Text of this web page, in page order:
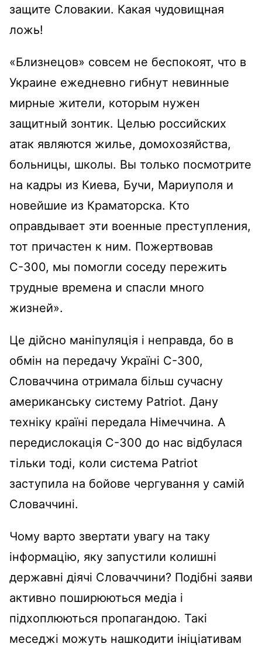
защите Словакии. Какая чудовищная
ложь!
«Близнецов» совсем не беспокоят, что в
Украине ежедневно гибнут невинные
мирные жители, которым нужен
защитный зонтик. Целью российских
атак являются жилье, домохозяйства,
больницы, школы. Вы только посмотрите
на кадры из Киева, Бучи, Мариуполя и
новейшие из Краматорска. Кто
оправдывает эти военные преступления,
тот причастен к ним. Пожертвовав
С-300, мы помогли соседу пережить
трудные времена и спасли много
жизней».
Це дійсно маніпуляція і неправда, бо в
обмін на передачу Україні С-300,
Словаччина отримала більш сучасну
американську систему Patriot. Дану
техніку країні передала Німеччина. А
передислокація С-300 до нас відбулася
тільки тоді, коли система Patriot
заступила на бойове чергування у самій
Словаччині.
Чому варто звертати увагу на таку
інформацію, яку запустили колишні
державні діячі Словаччини? Подібні заяви
активно поширюються медіа і
підхоплюються пропагандою. Такі
меседжі можуть нашкодити ініціативам